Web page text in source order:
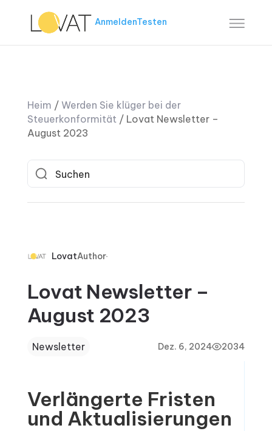
AnmeldenTesten
Heim / Werden Sie klüger bei der
Steuerkonformität/ Lovat Newsletter –
August 2023
LovatAuthor
Lovat Newsletter –
August 2023
Newsletter Dez. 6, 2024 2034
Verlängerte Fristen
und Aktualisierungen